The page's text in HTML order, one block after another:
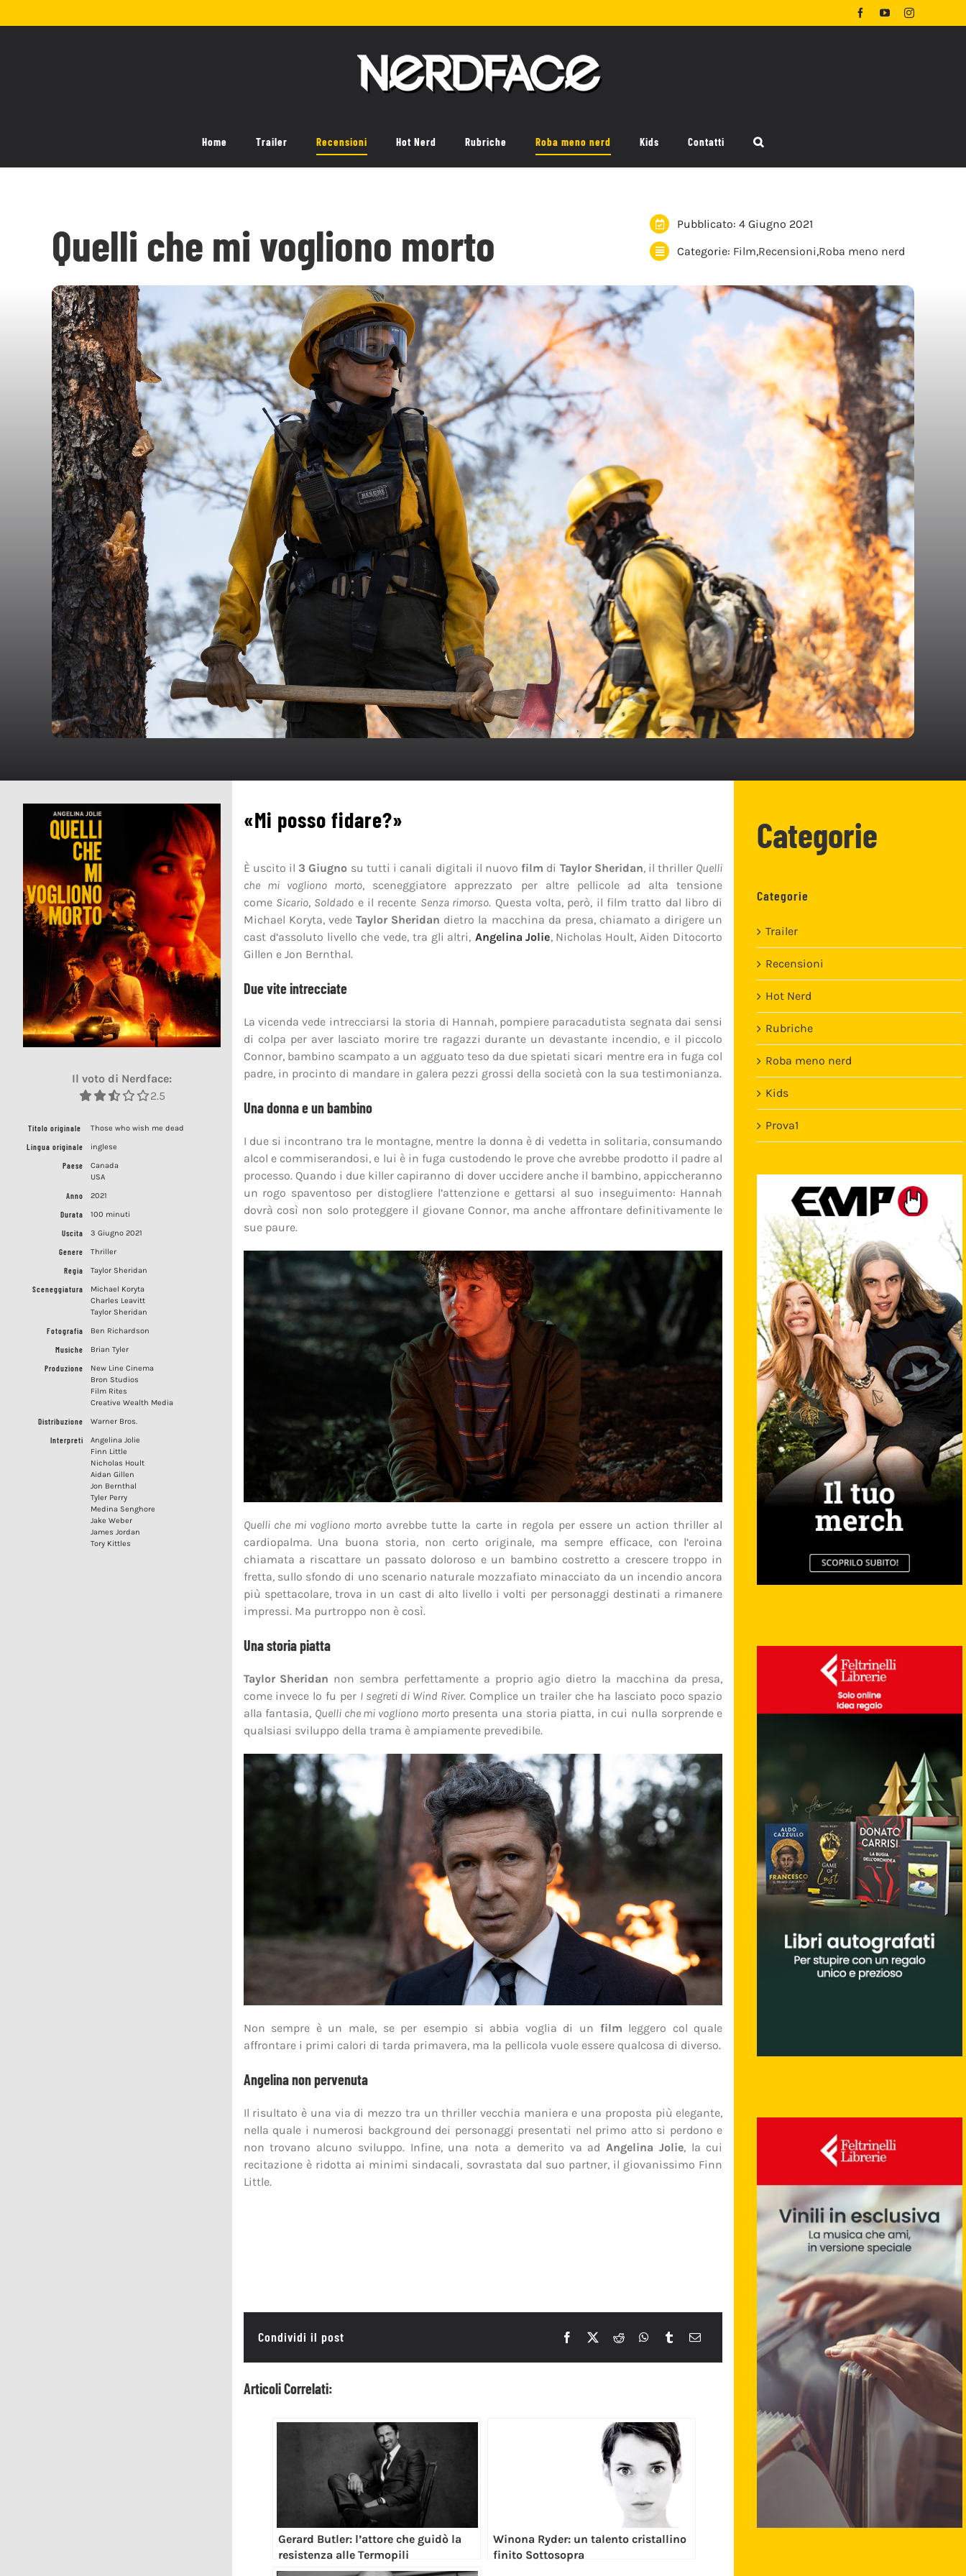
al
FacebookYouTubeInstagram
Home Trailer Recensioni Hot Nerd Rubriche Roba meno nerd Kids Contatti
Quelli che mi vogliono morto Pubblicato: 4 Giugno 2021
Categorie: Film,Recensioni,Roba meno nerd
Il voto di Nerdface:
2.5
Titolo originale
Those who wish me dead
Lingua originale
inglese
Paese
Canada
USA
Anno
2021
Durata
100 minuti
Uscita
3 Giugno 2021
Genere
Thriller
Regia
Taylor Sheridan
Sceneggiatura
Michael Koryta
Charles Leavitt
Taylor Sheridan
Fotografia
Ben Richardson
Musiche
Brian Tyler
Produzione
New Line Cinema
Bron Studios
Film Rites
Creative Wealth Media
Distribuzione
Warner Bros.
Interpreti
Angelina Jolie
Finn Little
Nicholas Hoult
Aidan Gillen
Jon Bernthal
Tyler Perry
Medina Senghore
Jake Weber
James Jordan
Tory Kittles
«Mi posso fidare?»
È uscito il3 Giugno su tutti i canali digitali il nuovo film di Taylor Sheridan, il thriller Quelli
che mi vogliono morto, sceneggiatore apprezzato per altre pellicole ad alta tensione
come Sicario, Soldado e il recente Senza rimorso. Questa volta, però, il film tratto dal libro di
Michael Koryta, vede Taylor Sheridan dietro la macchina da presa, chiamato a dirigere un
cast d’assoluto livello che vede, tra gli altri, Angelina Jolie, Nicholas Hoult, Aiden Ditocorto
Gillen e Jon Bernthal.
Due vite intrecciate
La vicenda vede intrecciarsi la storia di Hannah, pompiere paracadutista segnata dai sensi
di colpa per aver lasciato morire tre ragazzi durante un devastante incendio, e il piccolo
Connor, bambino scampato a un agguato teso da due spietati sicari mentre era in fuga col
padre, in procinto di mandare in galera pezzi grossi della società con la sua testimonianza.
Una donna e un bambino
I due si incontrano tra le montagne, mentre la donna è di vedetta in solitaria, consumando
alcol e commiserandosi, e lui è in fuga custodendo le prove che avrebbe prodotto il padre al
processo. Quando i due killer capiranno di dover uccidere anche il bambino, appiccheranno
un rogo spaventoso per distogliere l’attenzione e gettarsi al suo inseguimento: Hannah
dovrà così non solo proteggere il giovane Connor, ma anche affrontare definitivamente le
sue paure.
Quelli che mi vogliono morto avrebbe tutte la carte in regola per essere un action thriller al
cardiopalma. Una buona storia, non certo originale, ma sempre efficace, con l’eroina
chiamata a riscattare un passato doloroso e un bambino costretto a crescere troppo in
fretta, sullo sfondo di uno scenario naturale mozzafiato minacciato da un incendio ancora
più spettacolare, trova in un cast di alto livello i volti per personaggi destinati a rimanere
impressi. Ma purtroppo non è così.
Una storia piatta
Taylor Sheridan non sembra perfettamente a proprio agio dietro la macchina da presa,
come invece lo fu per I segreti di Wind River. Complice un trailer che ha lasciato poco spazio
alla fantasia, Quelli che mi vogliono mortopresenta una storia piatta, in cui nulla sorprende e
qualsiasi sviluppo della trama è ampiamente prevedibile.
Non sempre è un male, se per esempio si abbia voglia di un film leggero col quale
affrontare i primi calori di tarda primavera, ma la pellicola vuole essere qualcosa di diverso.
Angelina non pervenuta
Il risultato è una via di mezzo tra un thriller vecchia maniera e una proposta più elegante,
nella quale i numerosi background dei personaggi presentati nel primo atto si perdono e
non trovano alcuno sviluppo. Infine, una nota a demerito va ad Angelina Jolie, la cui
recitazione è ridotta ai minimi sindacali, sovrastata dal suo partner, il giovanissimo Finn
Little.
Condividi il post
Articoli Correlati:
Gerard Butler: l’attore che guidò la
resistenza alle Termopili
Winona Ryder: un talento cristallino
finito Sottosopra
Categorie
Categorie
Trailer
Recensioni
Hot Nerd
Rubriche
Roba meno nerd
Kids
Prova1